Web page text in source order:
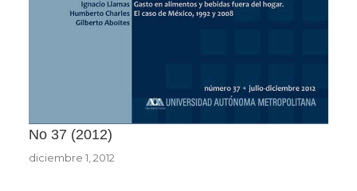
No 37 2012
diciembre 1, 2012